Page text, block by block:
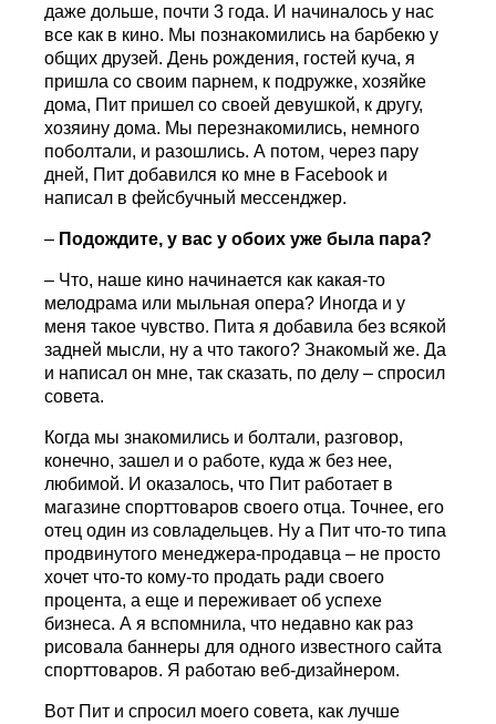
даже дольше, почти 3 года. И начиналось у нас
все как в кино. Мы познакомились на барбекю у
общих друзей. День рождения, гостей куча, я
пришла со своим парнем, к подружке, хозяйке
дома, Пит пришел со своей девушкой, к другу,
хозяину дома. Мы перезнакомились, немного
поболтали, и разошлись. А потом, через пару
дней, Пит добавился ко мне в Facebook и
написал в фейсбучный мессенджер.
– Подождите, у вас у обоих уже была пара?
– Что, наше кино начинается как какая-то
мелодрама или мыльная опера? Иногда и у
меня такое чувство. Пита я добавила без всякой
задней мысли, ну а что такого? Знакомый же. Да
и написал он мне, так сказать, по делу – спросил
совета.
Когда мы знакомились и болтали, разговор,
конечно, зашел и о работе, куда ж без нее,
любимой. И оказалось, что Пит работает в
магазине спорттоваров своего отца. Точнее, его
отец один из совладельцев. Ну а Пит что-то типа
продвинутого менеджера-продавца – не просто
хочет что-то кому-то продать ради своего
процента, а еще и переживает об успехе
бизнеса. А я вспомнила, что недавно как раз
рисовала баннеры для одного известного сайта
спорттоваров. Я работаю веб-дизайнером.
Вот Пит и спросил моего совета, как лучше